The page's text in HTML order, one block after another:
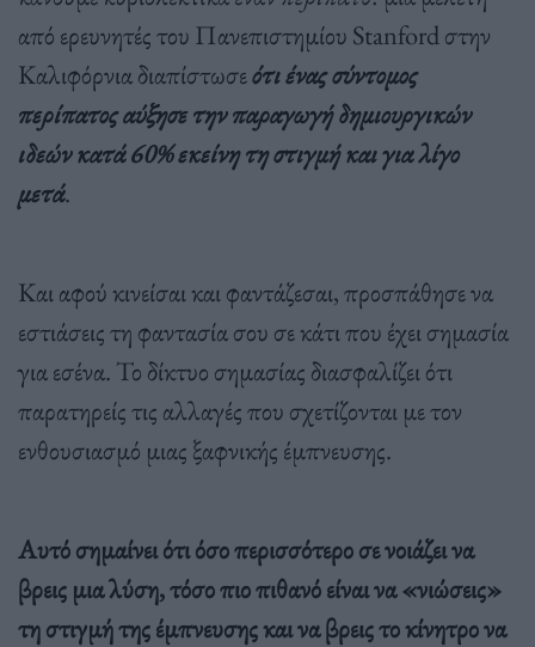
από ερευνητές του Πανεπιστημίου Stanford στην
Καλιφόρνια διαπίστωσεότι ένας σύντομος
περίπατος αύξησε την παραγωγή δημιουργικών
ιδεών κατά 60% εκείνη τη στιγμή και για λίγο
μετά.
Και αφού κινείσαι και φαντάζεσαι, προσπάθησε να
εστιάσεις τη φαντασία σου σε κάτι που έχει σημασία
για εσένα. Το δίκτυο σημασίας διασφαλίζει ότι
παρατηρείς τις αλλαγές που σχετίζονται με τον
ενθουσιασμό μιας ξαφνικής έμπνευσης.
Αυτό σημαίνει ότι όσο περισσότερο σε νοιάζει να
βρεις μια λύση, τόσο πιο πιθανό είναι να «νιώσεις»
τη στιγμή της έμπνευσης και να βρεις το κίνητρο να